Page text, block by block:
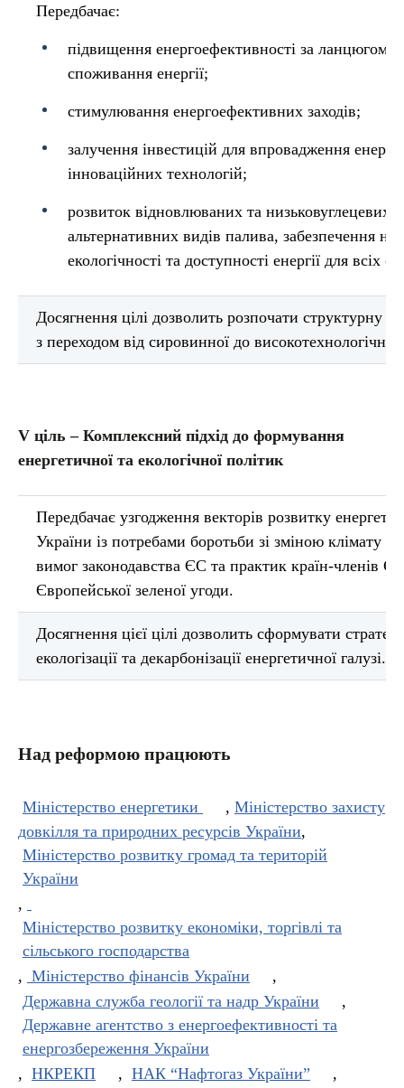
Передбачає:
підвищення енергоефективності за ланцюгом
споживання енергії;
стимулювання енергоефективних заходів;
залучення інвестицій для впровадження
інноваційних технологій;
розвиток відновлюваних та низьковуглецевих
альтернативних видів палива, забезпечення
екологічності та доступності енергії для всіх
Досягнення цілі дозволить розпочати структурну
з переходом від сировинної до
V ціль – Комплексний підхід до формування
енергетичної та екологічної політик
Передбачає узгодження векторів розвитку
України із потребами боротьби зі зміною клімату
вимог законодавства ЄС та практик країн-членів
Європейської зеленої угоди.
Досягнення цієї цілі дозволить сформувати
екологізації та декарбонізації енергетичної галузі.
Над реформою працюють
Міністерство енергетики , Міністерство захисту
довкілля та природних ресурсів України,
Міністерство розвитку громад та територій
України
,
Міністерство розвитку економіки, торгівлі та
сільського господарства
, Міністерство фінансів України
,
Державна служба геології та надр України
,
Державне агентство з енергоефективності та
енергозбереження України
, НКРЕКП , НАК “Нафтогаз України”
,